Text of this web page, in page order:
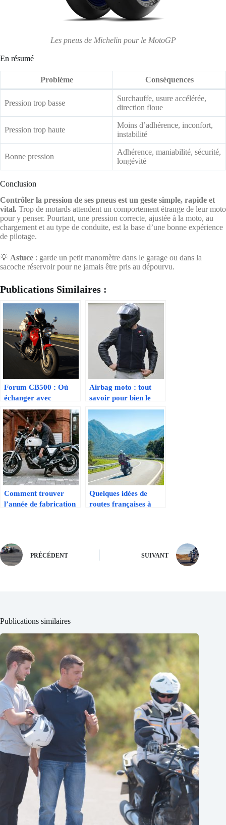
Les pneus de Michelin pour le MotoGP
En résumé
Problème Conséquences
Pression trop basse
Surchauffe, usure accélérée,
direction floue
Pression trop haute
Moins d’adhérence, inconfort,
instabilité
Bonne pression
Adhérence, maniabilité, sécurité,
longévité
Conclusion
Contrôler la pression de ses pneus est un geste simple, rapide et
vital. Trop de motards attendent un comportement étrange de leur moto
pour y penser. Pourtant, une pression correcte, ajustée à la moto, au
chargement et au type de conduite, est la base d’une bonne expérience
de pilotage.
💡 Astuce : garde un petit manomètre dans le garage ou dans la
sacoche réservoir pour ne jamais être pris au dépourvu.
Publications Similaires :
Forum CB500 : Où
échanger avec
d’autres passionnés du
modèle mythique de
chez Honda?
Airbag moto : tout
savoir pour bien le
choisir
Comment trouver
l’année de fabrication
Quelques idées de
routes françaises à
PRÉCÉDENT SUIVANT
Publications similaires